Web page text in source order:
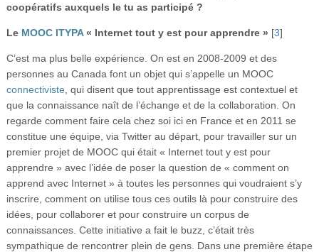
coopératifs auxquels le tu as participé ?
Le MOOC ITYPA« Internet tout y est pour apprendre » [3]
C’est ma plus belle expérience. On est en 2008-2009 et des
personnes au Canada font un objet qui s’appelle un MOOC
connectiviste , qui disent que tout apprentissage est contextuel et
que la connaissance naît de l’échange et de la collaboration. On
regarde comment faire cela chez soi ici en France et en 2011 se
constitue une équipe, via Twitter au départ, pour travailler sur un
premier projet de MOOC qui était « Internet tout y est pour
apprendre » avec l’idée de poser la question de « comment on
apprend avec Internet » à toutes les personnes qui voudraient s’y
inscrire, comment on utilise tous ces outils là pour construire des
idées, pour collaborer et pour construire un corpus de
connaissances. Cette initiative a fait le buzz, c’était très
sympathique de rencontrer plein de gens. Dans une première étape